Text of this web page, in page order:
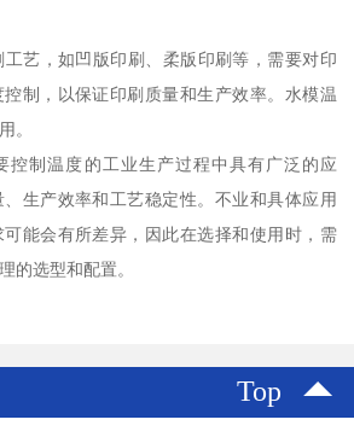
艺，如凹版印刷、柔版印刷等，需要对印
制，以保证印刷质量和生产效率。水模温
。
控制温度的工业生产过程中具有广泛的应
生产效率和工艺稳定性。不业和具体应用
能会有所差异，因此在选择和使用时，需
的选型和配置。
Top